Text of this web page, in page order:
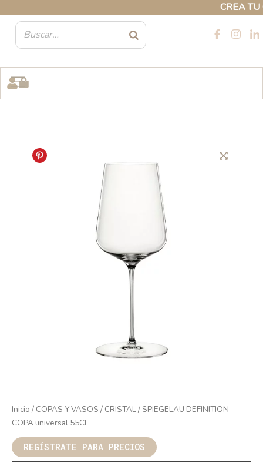
CREA TU
contenido
Inicio / COPAS Y VASOS / CRISTAL/ SPIEGELAU DEFINITION
COPA universal 55CL
REGÍSTRATE PARA PRECIOS